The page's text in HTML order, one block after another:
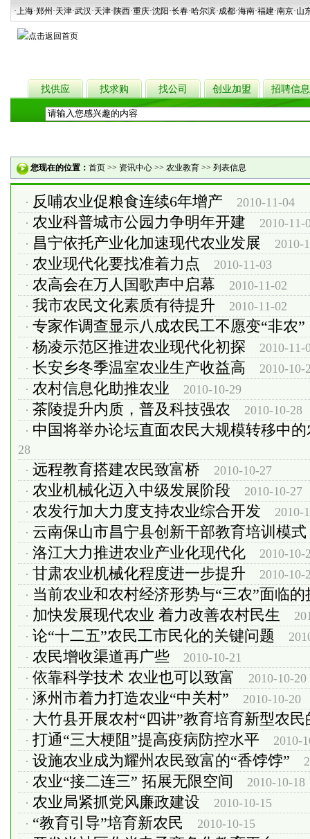
·上海·郑州 ·天津·武汉·天津·陕西·重庆·沈阳·长春·哈尔滨·成都·海南·福建·南京·山
找供应 找求购 找公司 创业加盟 招聘信息
您现在的位置： 首页 >> 资讯中心 >> 农业教育 >> 列表信息
· 反哺农业促粮食连续6年增产
2010-11-04
· 农业科普城市公园力争明年开建
2010-11-
· 昌宁依托产业化加速现代农业发展
2010-
· 农业现代化要找准着力点
2010-11-03
· 农高会在万人国歌声中启幕
2010-11-02
· 我市农民文化素质有待提升
2010-11-02
· 专家作调查显示八成农民工不愿变“非农”
· 杨凌示范区推进农业现代化初探
2010-11-
· 长安乡冬季温室农业生产收益高
2010-10-
· 农村信息化助推农业
2010-10-29
· 茶陵提升内质，普及科技强农
2010-10-28
· 中国将举办论坛直面农民大规模转移中
28
· 远程教育搭建农民致富桥
2010-10-27
· 农业机械化迈入中级发展阶段
2010-10-27
· 农发行加大力度支持农业综合开发
2010-
· 云南保山市昌宁县创新干部教育培训模式
· 洛江大力推进农业产业化现代化
2010-10-
· 甘肃农业机械化程度进一步提升
2010-10-
· 当前农业和农村经济形势与“三农”面临的
· 加快发展现代农业 着力改善农村民生
· 论“十二五”农民工市民化的关键问题
· 农民增收渠道再广些
2010-10-21
· 依靠科学技术 农业也可以致富
2010-10-20
· 涿州市着力打造农业“中关村”
2010-10-20
· 大竹县开展农村“四讲”教育培育新型农民
· 打通“三大梗阻”提高疫病防控水平
2010-
· 设施农业成为耀州农民致富的“香饽饽”
· 农业“接二连三” 拓展无限空间
2010-10-18
· 农业局紧抓党风廉政建设
2010-10-15
· “教育引导”培育新农民
2010-10-15